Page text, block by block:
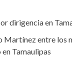
dirigencia en
Martínez entre los
Tamaulipas